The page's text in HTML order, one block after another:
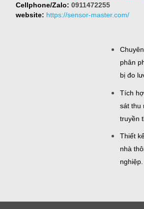
Cellphone/Zalo: 0911472255
website: https://sensor-master.com/
phân
bị đo
Tích
sát thu
truyền
Thiết
nhà
nghiệp.